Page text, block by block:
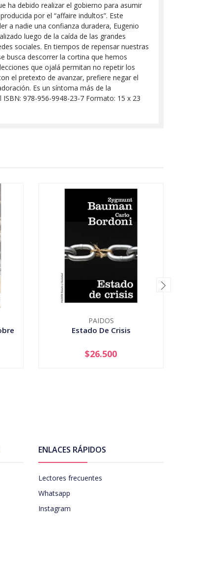
ha debido realizar el gobierno para asumir
por el “affaire indultos”. Este
a nadie una confianza duradera, Eugenio
luego de la caída de las grandes
sociales. En tiempos de repensar nuestras
busca descorrer la cortina que hemos
que ojalá permitan no repetir los
el pretexto de avanzar, prefiere negar el
Es un síntoma más de la
978-956-9948-23-7 Formato: 15 x 23
PAIDOS
Estado De Crisis
+
$26.500
ENLACES RÁPIDOS
Lectores frecuentes
Whatsapp
Instagram